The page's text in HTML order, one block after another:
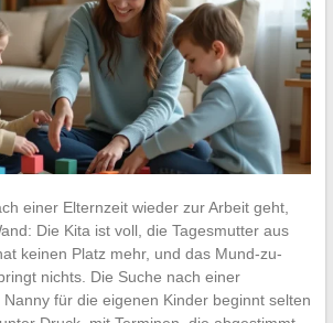
einer Elternzeit wieder zur Arbeit geht,
Die Kita ist voll, die Tagesmutter aus
keinen Platz mehr, und das Mund-zu-
nichts. Die Suche nach einer
für die eigenen Kinder beginnt selten